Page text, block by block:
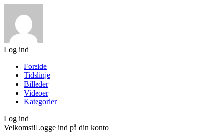
Log ind
Forside
Tidslinje
Billeder
Videoer
Kategorier
Log ind
Velkomst!Logge ind på din konto